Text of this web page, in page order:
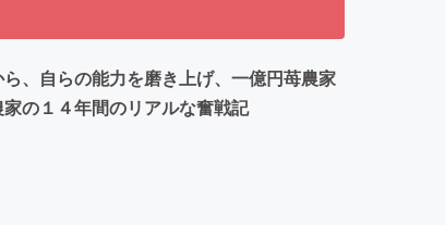
、自らの能力を磨き上げ、一億円苺農家
の１４年間のリアルな奮戦記